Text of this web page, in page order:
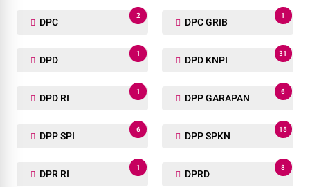
DPC
2
DPC GRIB
1
DPD
1
DPD KNPI
31
DPD RI
1
DPP GARAPAN
6
DPP SPI
6
DPP SPKN
15
DPR RI
1
DPRD
8